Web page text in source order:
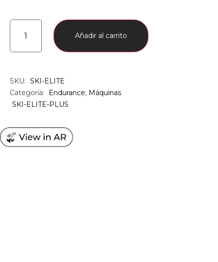
Añadir al carrito
SKU: SKI-ELITE
Categoría:
Endurance, Máquinas
SKI-ELITE-PLUS